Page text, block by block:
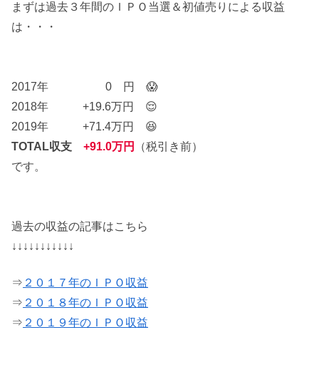
まずは過去３年間のＩＰＯ当選＆初値売りによる収益
は・・・
2017年 0 円 😱
2018年 +19.6万円 😌
2019年 +71.4万円 😆
TOTAL収支
+91.0万円
（税引き前）
です。
過去の収益の記事はこちら
↓↓↓↓↓↓↓↓↓↓↓
⇒ ２０１７年のＩＰＯ収益
⇒ ２０１８年のＩＰＯ収益
⇒ ２０１９年のＩＰＯ収益